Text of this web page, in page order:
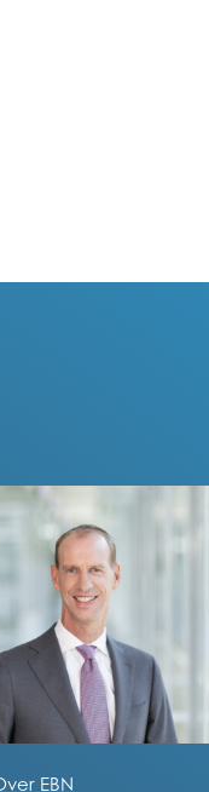
bericht
EBN